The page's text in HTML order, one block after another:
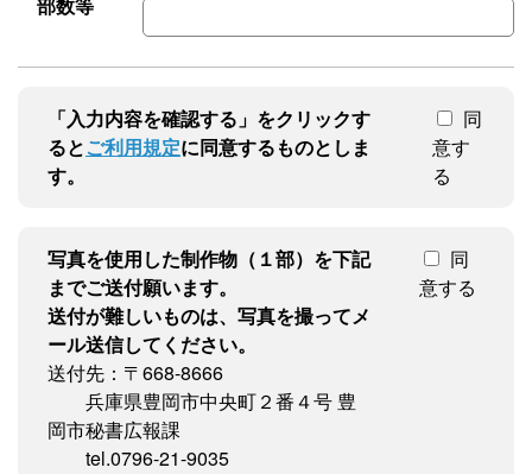
「入力内容を確認する」をクリックす
るとご利用規定に同意するものとしま
す。
同
意す
る
写真を使用した制作物（１部）を下記
までご送付願います。
送付が難しいものは、写真を撮ってメ
ール送信してください。
送付先：〒668-8666
兵庫県豊岡市中央町２番４号 豊
岡市秘書広報課
tel.0796-21-9035
同
意する